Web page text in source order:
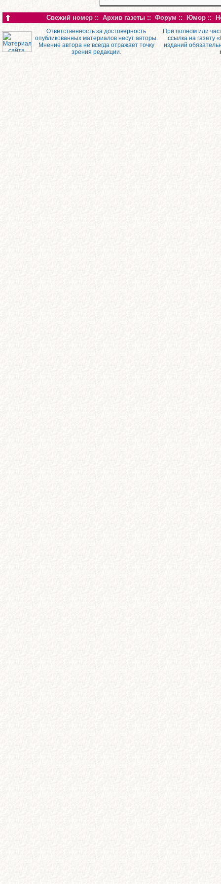
Свежий номер :: Архив газеты :: Форум :: Юмор ::
Ответственность за достоверность
опубликованных материалов несут авторы.
Мнение автора не всегда отражает точку
зрения редакции.
При полном или
ссылка на газету
изданий